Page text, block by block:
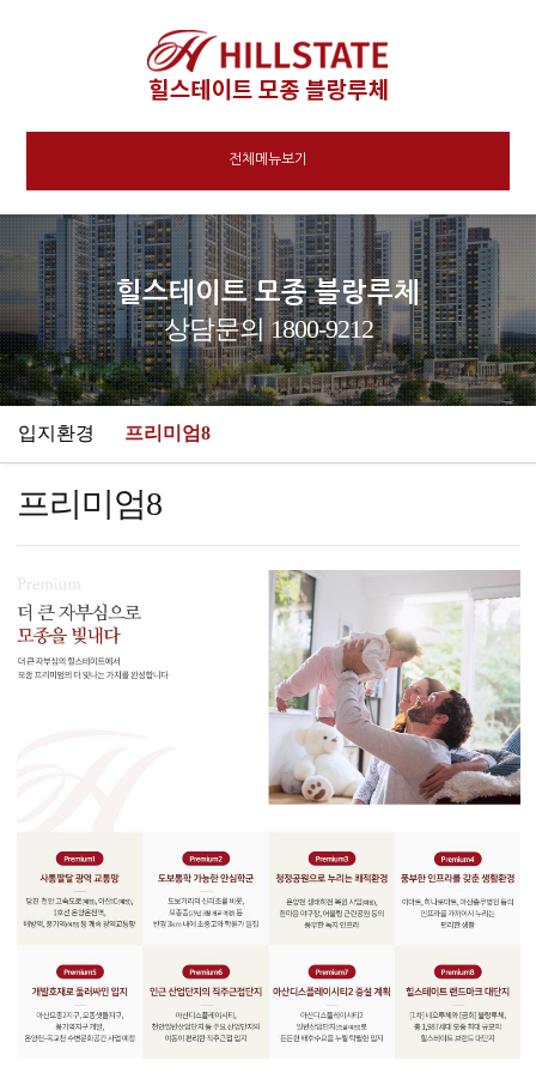
전체메뉴보기
힐스테이트 모종 블랑루체
상담문의 1800-9212
입지환경 프리미엄8
프리미엄8